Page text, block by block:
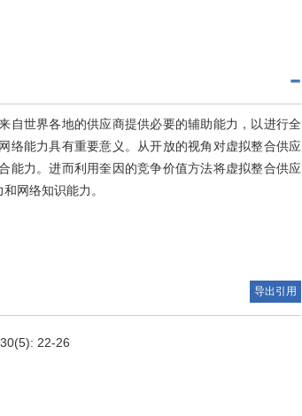
自世界各地的供应商提供必要的辅助能力，以进行全
络能力具有重要意义。从开放的视角对虚拟整合供应
能力。进而利用奎因的竞争价值方法将虚拟整合供应
网络知识能力。
导出引用
22-26